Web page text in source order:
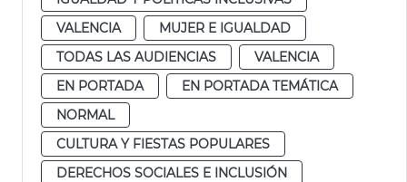
VALENCIA
MUJER E IGUALDAD
TODAS LAS AUDIENCIAS
VALENCIA
EN PORTADA
EN PORTADA TEMÁTICA
NORMAL
CULTURA Y FIESTAS POPULARES
DERECHOS SOCIALES E INCLUSIÓN